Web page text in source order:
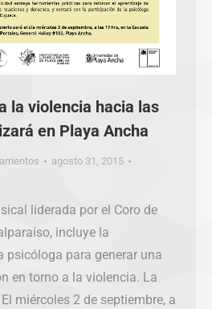
la violencia hacia las
en Playa Ancha
agosto 31, 2015
liderada por el Coro de
incluye la
psicóloga para generar una
en torno a la violencia. La
miércoles 2 de septiembre, a